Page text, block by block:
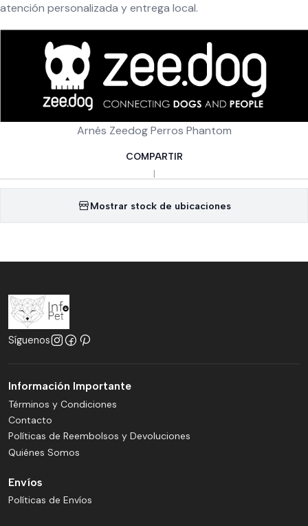
atención personalizada y entrega local.
Arnés Zeedog Perros Phantom
COMPARTIR
|
Mostrar stock de ubicaciones
Síguenos
Información Importante
Términos y Condiciones
Contacto
Políticas de Reembolsos y Devoluciones
Quiénes Somos
Envíos
Políticas de Envíos